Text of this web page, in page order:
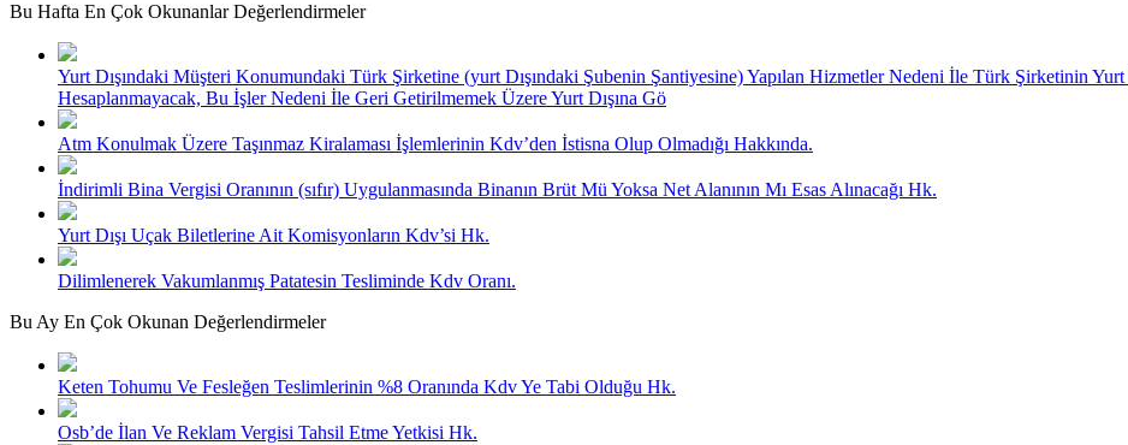
Bu Hafta En Çok Okunanlar Değerlendirmeler
Yurt Dışındaki Müşteri Konumundaki Türk Şirketine (yurt Dışındaki Şubenin Şantiyesine) Yapılan Hizmetler Nedeni İle Türk Şirketinin
Hesaplanmayacak, Bu İşler Nedeni İle Geri Getirilmemek Üzere Yurt Dışına Gö
Atm Konulmak Üzere Taşınmaz Kiralaması İşlemlerinin Kdv’den İstisna Olup Olmadığı Hakkında.
İndirimli Bina Vergisi Oranının (sıfır) Uygulanmasında Binanın Brüt Mü Yoksa Net Alanının Mı Esas Alınacağı Hk.
Yurt Dışı Uçak Biletlerine Ait Komisyonların Kdv’si Hk.
Dilimlenerek Vakumlanmış Patatesin Tesliminde Kdv Oranı.
Bu Ay En Çok Okunan Değerlendirmeler
Keten Tohumu Ve Fesleğen Teslimlerinin %8 Oranında Kdv Ye Tabi Olduğu Hk.
Osb’de İlan Ve Reklam Vergisi Tahsil Etme Yetkisi Hk.